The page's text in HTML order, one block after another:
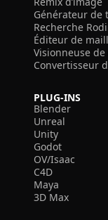
Générateur de
Recherche
Éditeur de
Visionneuse de
Convertisseur
PLUG-INS
Blender
Unreal
Unity
Godot
OV/Isaac
C4D
Maya
3D Max